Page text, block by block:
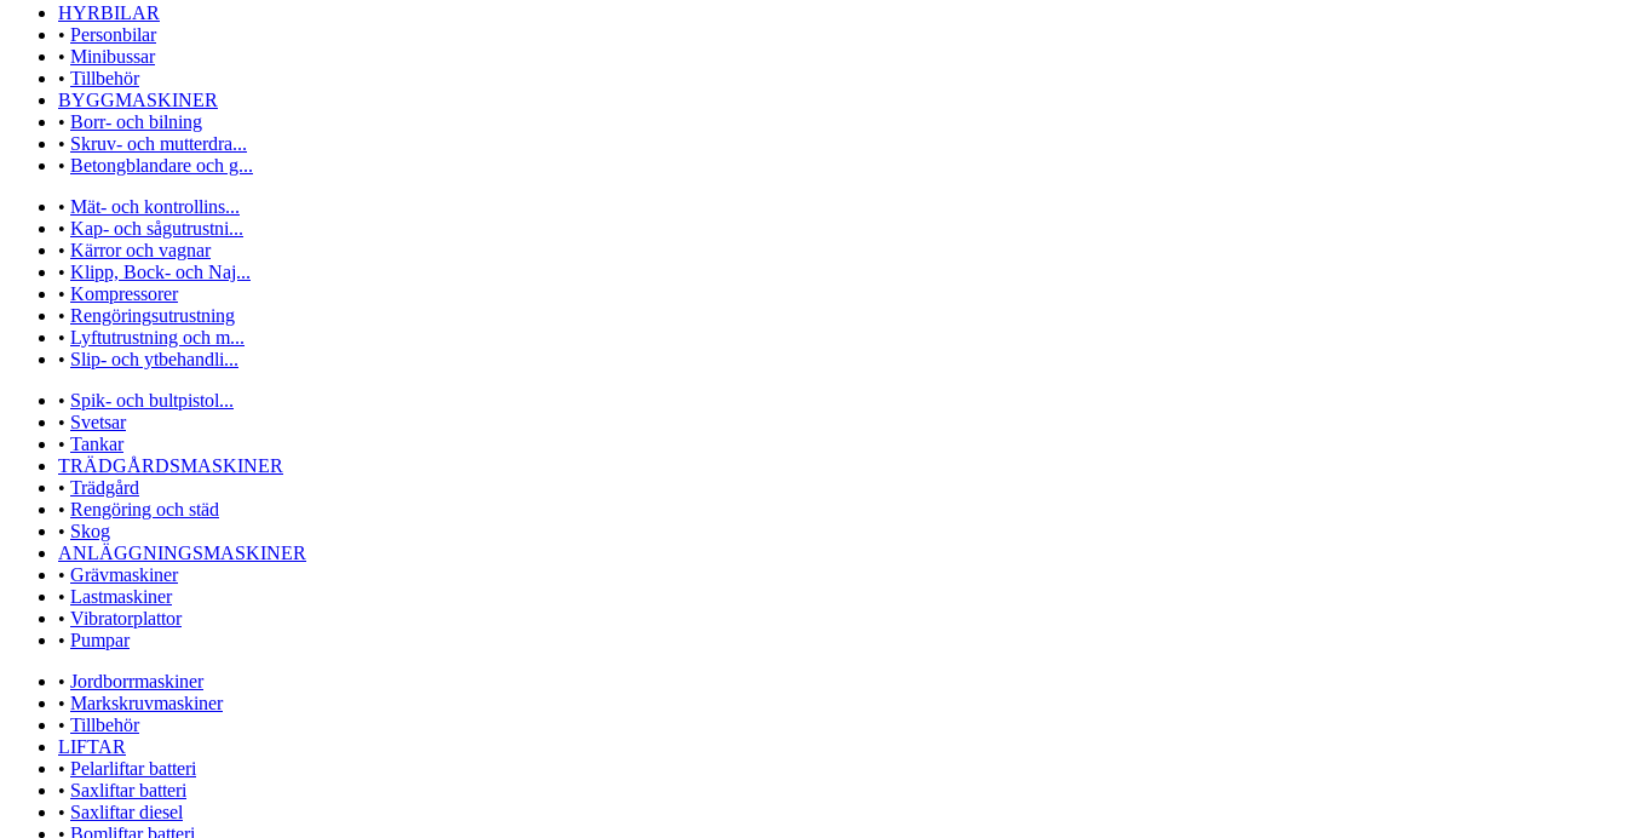
HYRBILAR
• Personbilar
• Minibussar
• Tillbehör
BYGGMASKINER
• Borr- och bilning
• Skruv- och mutterdra...
• Betongblandare och g...
• Mät- och kontrollins...
• Kap- och sågutrustni...
• Kärror och vagnar
• Klipp, Bock- och Naj...
• Kompressorer
• Rengöringsutrustning
• Lyftutrustning och m...
• Slip- och ytbehandli...
• Spik- och bultpistol...
• Svetsar
• Tankar
TRÄDGÅRDSMASKINER
• Trädgård
• Rengöring och städ
• Skog
ANLÄGGNINGSMASKINER
• Grävmaskiner
• Lastmaskiner
• Vibratorplattor
• Pumpar
• Jordborrmaskiner
• Markskruvmaskiner
• Tillbehör
LIFTAR
• Pelarliftar batteri
• Saxliftar batteri
• Saxliftar diesel
• Bomliftar batteri